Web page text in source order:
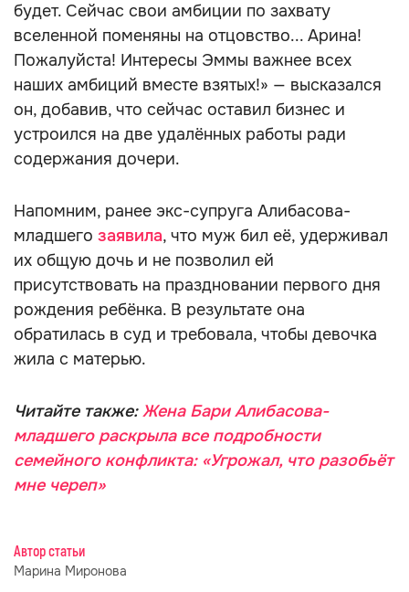
будет. Сейчас свои амбиции по захвату
вселенной поменяны на отцовство... Арина!
Пожалуйста! Интересы Эммы важнее всех
наших амбиций вместе взятых!» — высказался
он, добавив, что сейчас оставил бизнес и
устроился на две удалённых работы ради
содержания дочери.
Напомним, ранее экс-супруга Алибасова-
младшего заявила, что муж бил её, удерживал
их общую дочь и не позволил ей
присутствовать на праздновании первого дня
рождения ребёнка. В результате она
обратилась в суд и требовала, чтобы девочка
жила с матерью.
Читайте также:Жена Бари Алибасова-
младшего раскрыла все подробности
семейного конфликта: «Угрожал, что разобьёт
мне череп»
Автор статьи
Марина Миронова